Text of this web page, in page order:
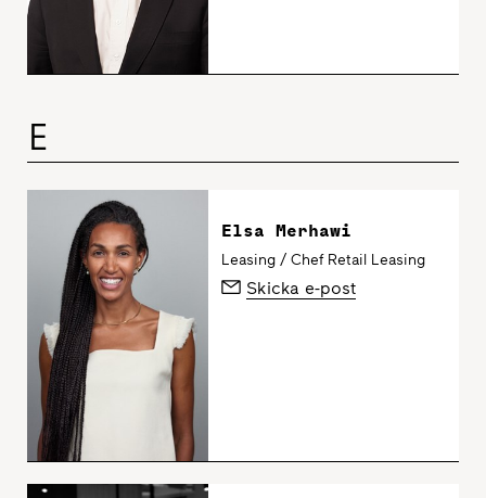
E
Elsa Merhawi
Leasing / Chef Retail Leasing
Skicka e-post